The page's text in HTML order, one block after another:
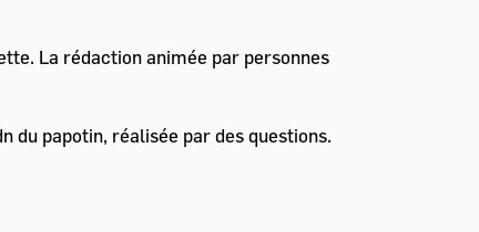
La rédaction animée par personnes
du papotin, réalisée par des questions.